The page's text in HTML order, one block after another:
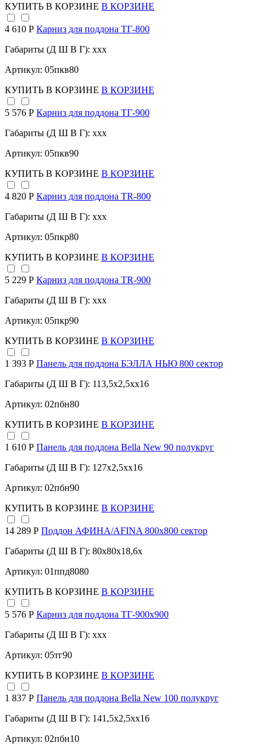
КУПИТЬ В КОРЗИНЕ В КОРЗИНЕ
4 610 Р Карниз для поддона TГ-800
Габариты (Д Ш В Г): xxx
Артикул: 05пкв80
КУПИТЬ В КОРЗИНЕ В КОРЗИНЕ
5 576 Р Карниз для поддона TГ-900
Габариты (Д Ш В Г): xxx
Артикул: 05пкв90
КУПИТЬ В КОРЗИНЕ В КОРЗИНЕ
4 820 Р Карниз для поддона TR-800
Габариты (Д Ш В Г): xxx
Артикул: 05пкр80
КУПИТЬ В КОРЗИНЕ В КОРЗИНЕ
5 229 Р Карниз для поддона TR-900
Габариты (Д Ш В Г): xxx
Артикул: 05пкр90
КУПИТЬ В КОРЗИНЕ В КОРЗИНЕ
1 393 Р Панель для поддона БЭЛЛА НЬЮ 800 сектор
Габариты (Д Ш В Г): 113,5x2,5xx16
Артикул: 02пбн80
КУПИТЬ В КОРЗИНЕ В КОРЗИНЕ
1 610 Р Панель для поддона Bella New 90 полукруг
Габариты (Д Ш В Г): 127x2,5xx16
Артикул: 02пбн90
КУПИТЬ В КОРЗИНЕ В КОРЗИНЕ
14 289 Р Поддон АФИНА/AFINA 800х800 сектор
Габариты (Д Ш В Г): 80x80x18,6x
Артикул: 01ппд8080
КУПИТЬ В КОРЗИНЕ В КОРЗИНЕ
5 576 Р Карниз для поддона TГ-900х900
Габариты (Д Ш В Г): xxx
Артикул: 05тг90
КУПИТЬ В КОРЗИНЕ В КОРЗИНЕ
1 837 Р Панель для поддона Bella New 100 полукруг
Габариты (Д Ш В Г): 141,5x2,5xx16
Артикул: 02пбн10